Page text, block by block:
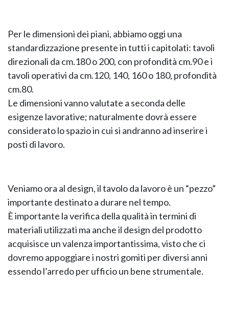
Per le dimensioni dei piani, abbiamo oggi una
standardizzazione presente in tutti i capitolati: tavoli
direzionali da cm.180 o 200, con profondità cm.90 e i
tavoli operativi da cm.120, 140, 160 o 180, profondità
cm.80.
Le dimensioni vanno valutate a seconda delle
esigenze lavorative; naturalmente dovrà essere
considerato lo spazio in cui si andranno ad inserire i
posti di lavoro.
Veniamo ora al design, il tavolo da lavoro è un “pezzo”
importante destinato a durare nel tempo.
È importante la verifica della qualità in termini di
materiali utilizzati ma anche il design del prodotto
acquisisce un valenza importantissima, visto che ci
dovremo appoggiare i nostri gomiti per diversi anni
essendo l’arredo per ufficio un bene strumentale.